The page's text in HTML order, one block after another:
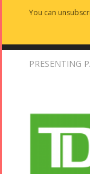
You can
PRESENTING